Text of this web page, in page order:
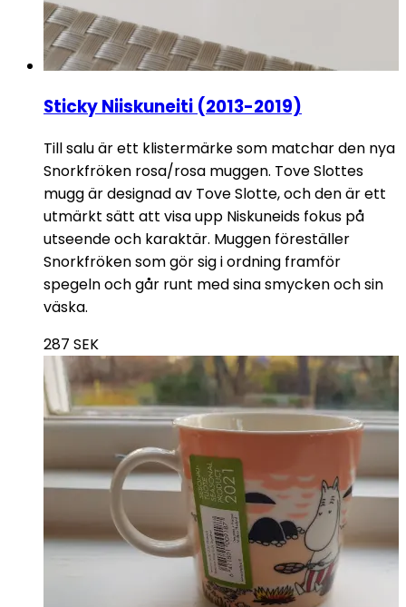
Sticky Niiskuneiti (2013-2019)
Till salu är ett klistermärke som matchar den nya
Snorkfröken rosa/rosa muggen. Tove Slottes
mugg är designad av Tove Slotte, och den är ett
utmärkt sätt att visa upp Niskuneids fokus på
utseende och karaktär. Muggen föreställer
Snorkfröken som gör sig i ordning framför
spegeln och går runt med sina smycken och sin
väska.
287 SEK